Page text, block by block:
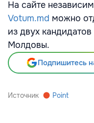
На сайте
Votum.md можно
из двух
Молдовы.
Подпишитесь
Источник Point